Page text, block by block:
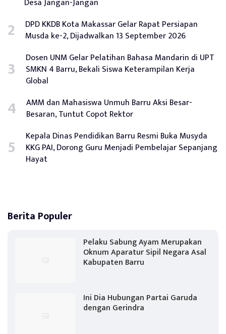
DPD KKDB Kota Makassar Gelar Rapat Persiapan
Musda ke-2, Dijadwalkan 13 September 2026
Dosen UNM Gelar Pelatihan Bahasa Mandarin di UPT
SMKN 4 Barru, Bekali Siswa Keterampilan Kerja
Global
AMM dan Mahasiswa Unmuh Barru Aksi Besar-
Besaran, Tuntut Copot Rektor
Kepala Dinas Pendidikan Barru Resmi Buka Musyda
KKG PAI, Dorong Guru Menjadi Pembelajar Sepanjang
Hayat
Berita Populer
Pelaku Sabung Ayam Merupakan
Oknum Aparatur Sipil Negara Asal
Kabupaten Barru
Ini Dia Hubungan Partai Garuda
dengan Gerindra